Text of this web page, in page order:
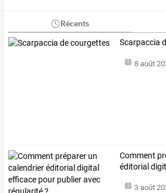
Récents
Scarpaccia
8 août
Comment
éditorial
3 août